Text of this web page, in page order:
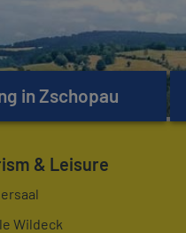
in Zschopau
& Leisure
Wildeck